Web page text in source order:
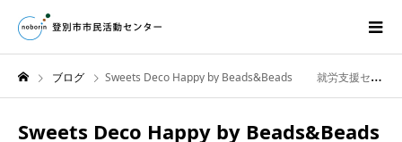
ブログ Sweets Deco Happy by Beads&Beads 就労支援センターピアチェーレ販売開催（２０２２市民活動フェスタ×Rinスぺ）
Sweets Deco Happy by Beads&Beads